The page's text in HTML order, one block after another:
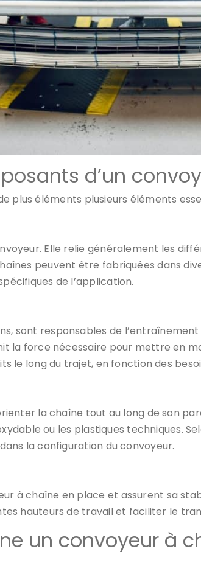
d’un
plus éléments plusieurs éléments
Elle relie généralement les
peuvent être fabriquées dans
de l’application.
sont responsables de
la force nécessaire pour mettre en
le long du trajet, en fonction des
la chaîne tout au long de son
ou les plastiques techniques.
la configuration du convoyeur.
à chaîne en place et assurent sa
hauteurs de travail et faciliter le
un convoyeur à